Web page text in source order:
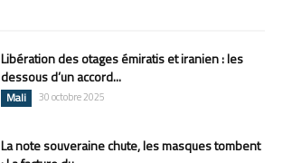
Libération des otages émiratis et iranien : les
dessous d’un accord...
Mali 30 octobre 2025
La note souveraine chute, les masques tombent